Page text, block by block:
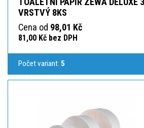
VRSTVÝ 8KS
Cena od 98,01 Kč
81,00 Kč bez DPH
Počet variant: 5